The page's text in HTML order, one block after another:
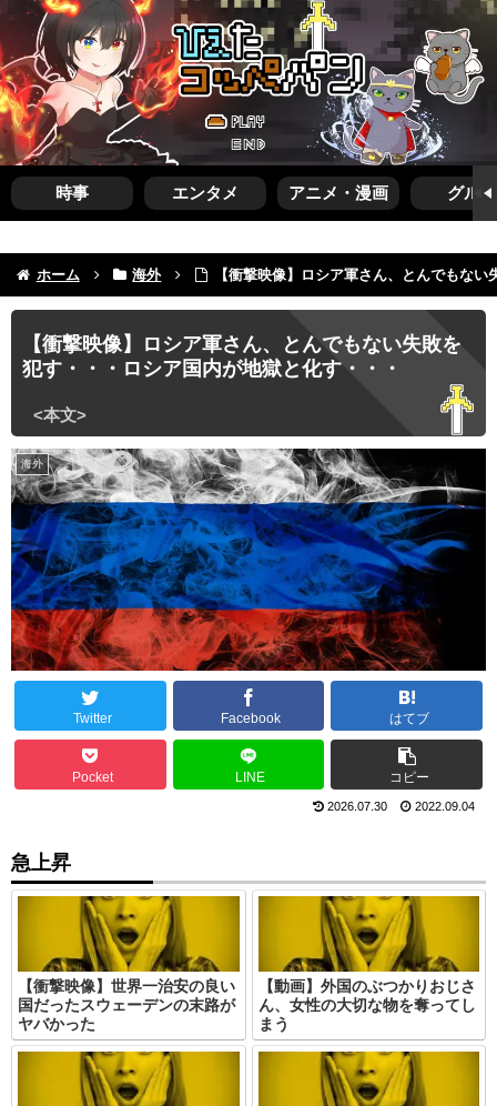
時事 エンタメ アニメ・漫画 グルメ
ホーム 海外 【衝撃映像】ロシア軍さん、とんでもな
【衝撃映像】ロシア軍さん、とんでもない失敗を
犯す・・・ロシア国内が地獄と化す・・・
海外
Twitter Facebook はてブ
Pocket LINE コピー
2026.07.30 2022.09.04
急上昇
【衝撃映像】世界一治安の良い
国だったスウェーデンの末路が
ヤバかった
【動画】外国のぶつかりおじさ
ん、女性の大切な物を奪ってし
まう